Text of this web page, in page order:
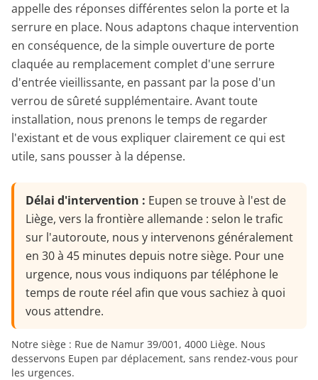
appelle des réponses différentes selon la porte et la
serrure en place. Nous adaptons chaque intervention
en conséquence, de la simple ouverture de porte
claquée au remplacement complet d'une serrure
d'entrée vieillissante, en passant par la pose d'un
verrou de sûreté supplémentaire. Avant toute
installation, nous prenons le temps de regarder
l'existant et de vous expliquer clairement ce qui est
utile, sans pousser à la dépense.
Délai d'intervention : Eupen se trouve à l'est de
Liège, vers la frontière allemande : selon le trafic
sur l'autoroute, nous y intervenons généralement
en 30 à 45 minutes depuis notre siège. Pour une
urgence, nous vous indiquons par téléphone le
temps de route réel afin que vous sachiez à quoi
vous attendre.
Notre siège : Rue de Namur 39/001, 4000 Liège. Nous
desservons Eupen par déplacement, sans rendez-vous pour
les urgences.